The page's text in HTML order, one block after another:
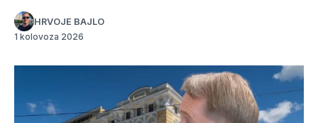
HRVOJE BAJLO
1 kolovoza 2026